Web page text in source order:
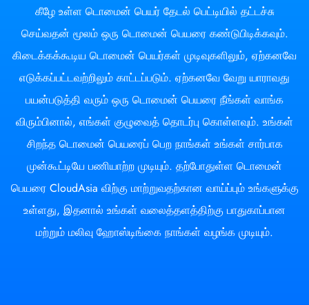
கீழே உள்ள டொமைன் பெயர் தேடல் பெட்டியில் தட்டச்சு
செய்வதன் மூலம் ஒரு டொமைன் பெயரை கண்டுபிடிக்கவும்.
கிடைக்கக்கூடிய டொமைன் பெயர்கள் முடிவுகளிலும், ஏற்கனவே
எடுக்கப்பட்டவற்றிலும் காட்டப்படும். ஏற்கனவே வேறு யாராவது
பயன்படுத்தி வரும் ஒரு டொமைன் பெயரை நீங்கள் வாங்க
விரும்பினால், எங்கள் குழுவைத் தொடர்பு கொள்ளவும். உங்கள்
சிறந்த டொமைன் பெயரைப் பெற நாங்கள் உங்கள் சார்பாக
முன்கூட்டியே பணியாற்ற முடியும். தற்போதுள்ள டொமைன்
பெயரை CloudAsia விற்கு மாற்றுவதற்கான வாய்ப்பும் உங்களுக்கு
உள்ளது, இதனால் உங்கள் வலைத்தளத்திற்கு பாதுகாப்பான
மற்றும் மலிவு ஹோஸ்டிங்கை நாங்கள் வழங்க முடியும்.